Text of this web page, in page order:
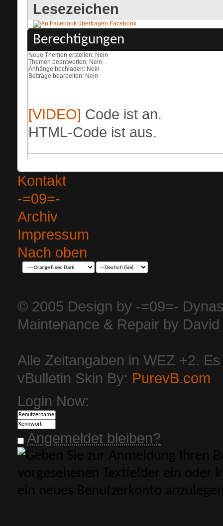
Lesezeichen
Facebook
Berechtigungen
Neue Themen erstellen: Nein
Themen beantworten: Nein
Anhänge hochladen: Nein
Beiträge bearbeiten: Nein
[VIDEO] Code ist an.
HTML-Code ist aus.
Kontakt
-=09=-
Archiv
Impressum
Nach oben
© 2005 Design by -=09=-
Maintenance & Repair by
Alle Zeitangaben in WEZ +2.
vBulletin Skin By: PurevB.com
Login Now:
Angemeldet bleiben?